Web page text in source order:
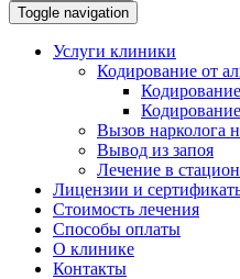
Toggle navigation
Услуги клиники
Кодирование от
Вызов нарколога
Вывод из запоя
Лечение в
Лицензии и
Стоимость лечения
Способы оплаты
О клинике
Контакты